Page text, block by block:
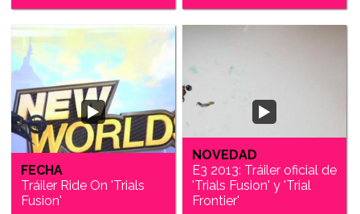
FECHA
Tráiler Ride On 'Trials
Fusion'
NOVEDAD
E3 2013: Tráiler oficial de
'Trials Fusion' y 'Trial
Frontier'